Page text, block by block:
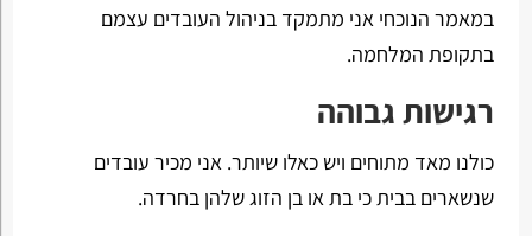
במאמר הנוכחי אני מתמקד בניהול העובדים עצמם
בתקופת המלחמה.
רגישות גבוהה
כולנו מאד מתוחים ויש כאלו שיותר. אני מכיר עובדים
שנשארים בבית כי בת או בן הזוג שלהן בחרדה.